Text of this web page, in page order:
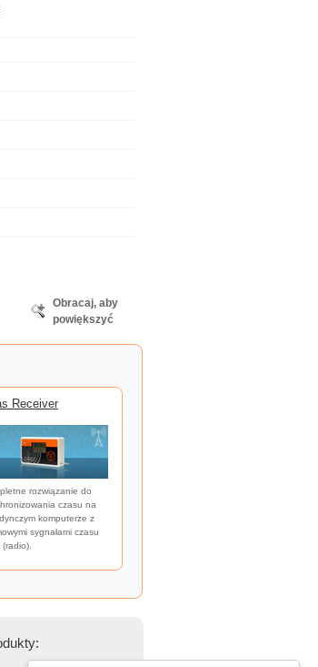
Obracaj, aby
powiększyć
Receiver
rozwiązanie do
czasu na
komputerze z
sygnałami czasu
(radio).